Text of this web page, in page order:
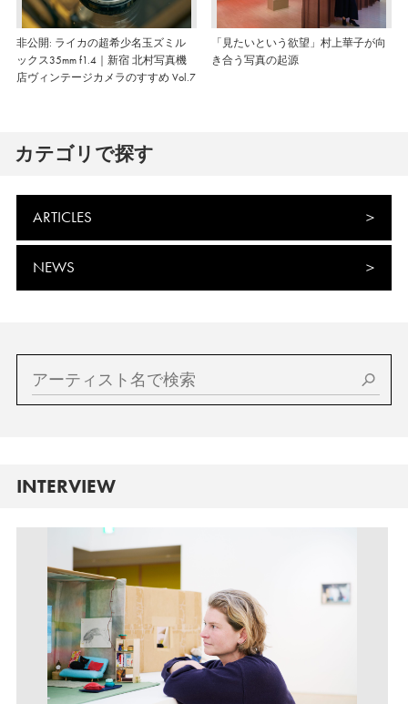
非公開: ライカの超希少名玉ズミル
ックス35mm f1.4｜新宿 北村写真機
店ヴィンテージカメラのすすめ Vol.7
「見たいという欲望」村上華子が向
き合う写真の起源
カテゴリで探す
ARTICLES
NEWS
INTERVIEW